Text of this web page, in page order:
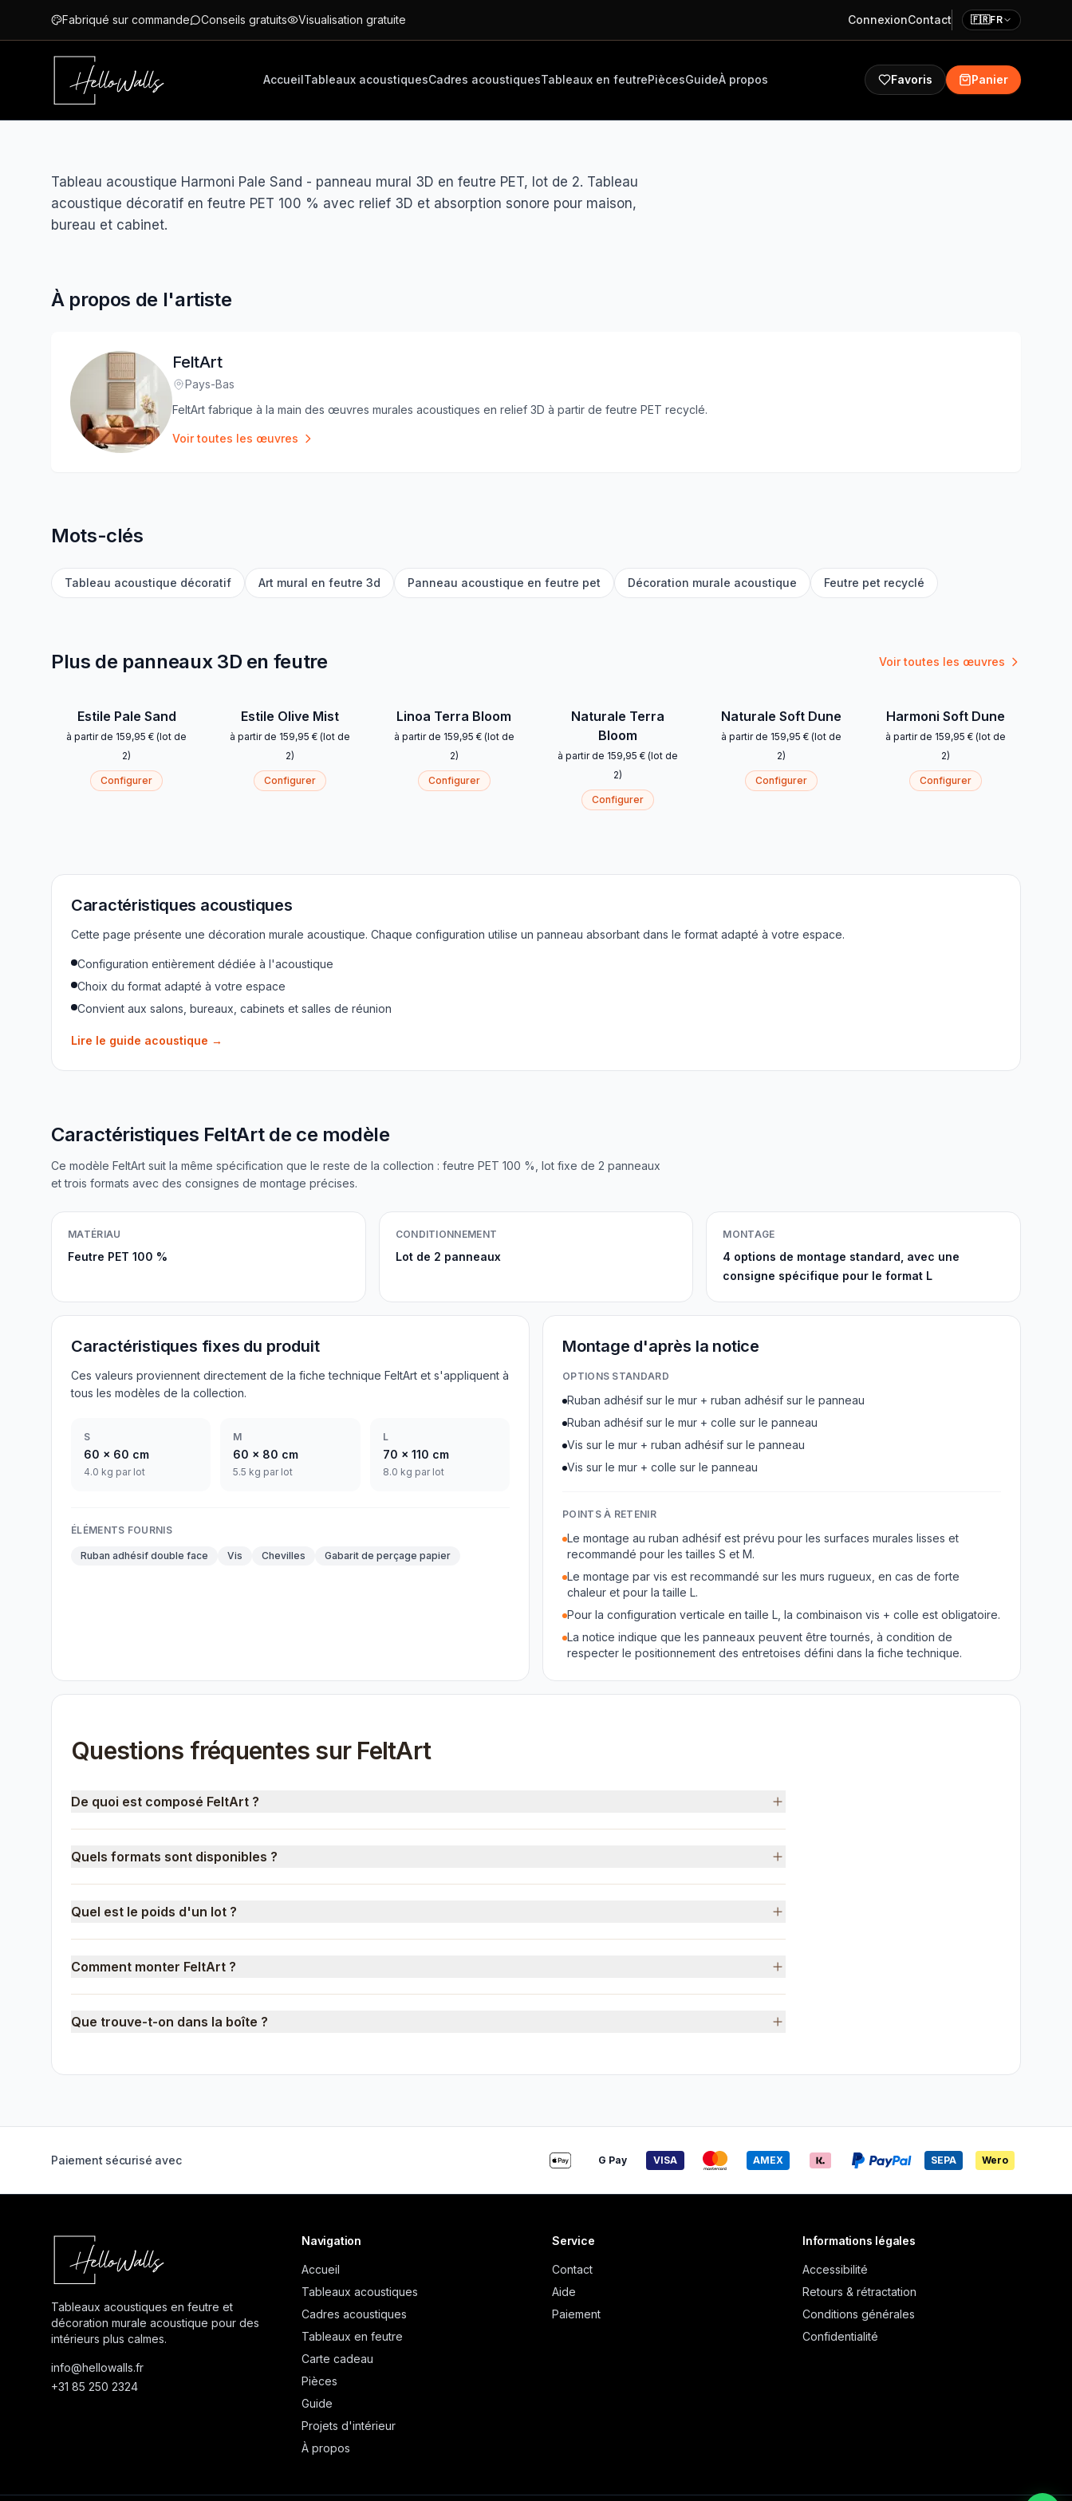
Fabriqué sur commande Conseils gratuits Visualisation gratuite ConnexionContact 🇫🇷FR
AccueilTableaux acoustiquesCadres acoustiquesTableaux en feutrePiècesGuideÀ propos Favoris Panier
Tableau acoustique Harmoni Pale Sand - panneau mural 3D en feutre PET, lot de 2. Tableau
acoustique décoratif en feutre PET 100 % avec relief 3D et absorption sonore pour maison,
bureau et cabinet.
À propos de l'artiste
FeltArt
Lieu:
Pays-Bas
FeltArt fabrique à la main des œuvres murales acoustiques en relief 3D à partir de feutre PET recyclé.
Voir toutes les œuvres
Mots-clés
Tableau acoustique décoratif Art mural en feutre 3d Panneau acoustique en feutre pet Décoration murale acoustique Feutre pet recyclé
Plus de panneaux 3D en feutre Voir toutes les œuvres
Estile Pale Sand
à partir de 159,95 € (lot de
2)
Configurer
Estile Olive Mist
à partir de 159,95 € (lot de
2)
Configurer
Linoa Terra Bloom
à partir de 159,95 €(lot de
2)
Configurer
Naturale Terra
Bloom
à partir de 159,95 € (lot de
2)
Configurer
Naturale Soft Dune
à partir de 159,95 € (lot de
2)
Configurer
Harmoni Soft Dune
à partir de 159,95 €(lot de
2)
Configurer
Caractéristiques acoustiques
Cette page présente une décoration murale acoustique. Chaque configuration utilise un panneau absorbant dans le format adapté à votre espace.
Configuration entièrement dédiée à l'acoustique
Choix du format adapté à votre espace
Convient aux salons, bureaux, cabinets et salles de réunion
Lire le guide acoustique →
Caractéristiques FeltArt de ce modèle
Ce modèle FeltArt suit la même spécification que le reste de la collection : feutre PET 100 %, lot fixe de 2 panneaux
et trois formats avec des consignes de montage précises.
MATÉRIAU
Feutre PET 100 %
CONDITIONNEMENT
Lot de 2 panneaux
MONTAGE
4 options de montage standard, avec une
consigne spécifique pour le format L
Caractéristiques fixes du produit
Ces valeurs proviennent directement de la fiche technique FeltArt et s'appliquent à
tous les modèles de la collection.
S
60 x 60 cm
4.0 kg par lot
M
60 x 80 cm
5.5 kg par lot
L
70 x 110 cm
8.0 kg par lot
ÉLÉMENTS FOURNIS
Ruban adhésif double face Vis Chevilles Gabarit de perçage papier
Montage d'après la notice
OPTIONS STANDARD
Ruban adhésif sur le mur + ruban adhésif sur le panneau
Ruban adhésif sur le mur + colle sur le panneau
Vis sur le mur + ruban adhésif sur le panneau
Vis sur le mur + colle sur le panneau
POINTS À RETENIR
Le montage au ruban adhésif est prévu pour les surfaces murales lisses et
recommandé pour les tailles S et M.
Le montage par vis est recommandé sur les murs rugueux, en cas de forte
chaleur et pour la taille L.
Pour la configuration verticale en taille L, la combinaison vis + colle est obligatoire.
La notice indique que les panneaux peuvent être tournés, à condition de
respecter le positionnement des entretoises défini dans la fiche technique.
Questions fréquentes sur FeltArt
De quoi est composé FeltArt ?
Quels formats sont disponibles ?
Quel est le poids d'un lot ?
Comment monter FeltArt ?
Que trouve-t-on dans la boîte ?
Paiement sécurisé avec G Pay VISA AMEX SEPA Wero
Tableaux acoustiques en feutre et
décoration murale acoustique pour des
intérieurs plus calmes.
info@hellowalls.fr
+31 85 250 2324
Navigation
Accueil
Tableaux acoustiques
Cadres acoustiques
Tableaux en feutre
Carte cadeau
Pièces
Guide
Projets d'intérieur
À propos
Service
Contact
Aide
Paiement
Informations légales
Accessibilité
Retours & rétractation
Conditions générales
Confidentialité